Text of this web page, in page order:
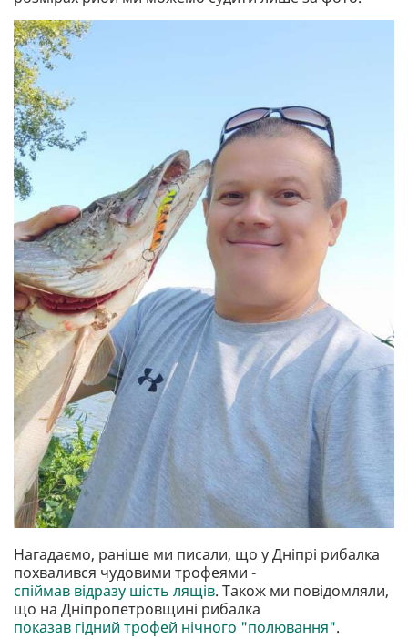
Нагадаємо, раніше ми писали, що у Дніпрі рибалка
похвалився чудовими трофеями -
спіймав відразу шість лящів. Також ми повідомляли,
що на Дніпропетровщині рибалка
показав гідний трофей нічного "полювання".